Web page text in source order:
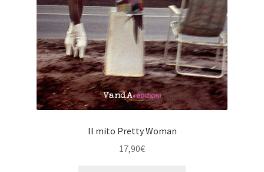
Il mito Pretty Woman
17,90€